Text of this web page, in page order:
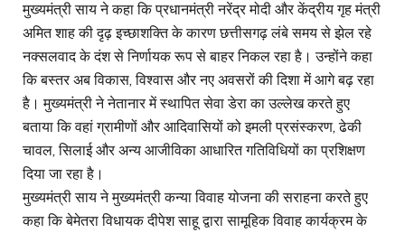
मुख्यमंत्री साय ने कहा कि प्रधानमंत्री नरेंद्र मोदी और केंद्रीय गृह मंत्री
अमित शाह की दृढ़ इच्छाशक्ति के कारण छत्तीसगढ़ लंबे समय से झेल रहे
नक्सलवाद के दंश से निर्णायक रूप से बाहर निकल रहा है। उन्होंने कहा
कि बस्तर अब विकास, विश्वास और नए अवसरों की दिशा में आगे बढ़ रहा
है। मुख्यमंत्री ने नेतानार में स्थापित सेवा डेरा का उल्लेख करते हुए
बताया कि वहां ग्रामीणों और आदिवासियों को इमली प्रसंस्करण, ढेकी
चावल, सिलाई और अन्य आजीविका आधारित गतिविधियों का प्रशिक्षण
दिया जा रहा है।
मुख्यमंत्री साय ने मुख्यमंत्री कन्या विवाह योजना की सराहना करते हुए
कहा कि बेमेतरा विधायक दीपेश साहू द्वारा सामूहिक विवाह कार्यक्रम के